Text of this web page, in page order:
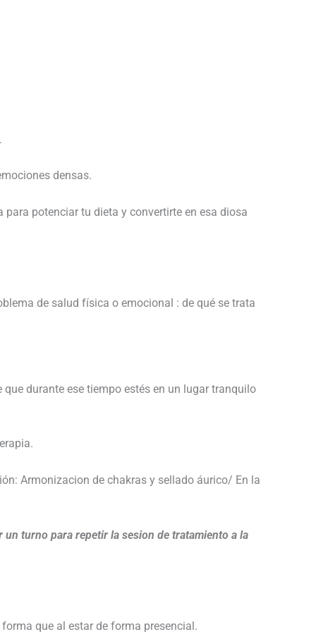
densas.
potenciar tu dieta y convertirte en esa diosa
de salud física o emocional : de qué se trata
durante ese tiempo estés en un lugar tranquilo
Armonizacion de chakras y sellado áurico/ En la
turno para repetir la sesion de tratamiento a la
que al estar de forma presencial.